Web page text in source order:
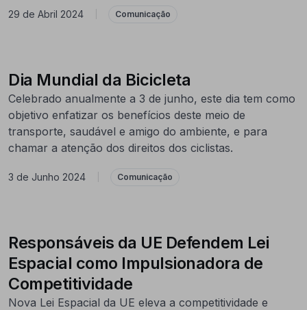
29 de Abril 2024 Comunicação
Dia Mundial da Bicicleta
Celebrado anualmente a 3 de junho, este dia tem como
objetivo enfatizar os benefícios deste meio de
transporte, saudável e amigo do ambiente, e para
chamar a atenção dos direitos dos ciclistas.
3 de Junho 2024 Comunicação
Responsáveis da UE Defendem Lei
Espacial como Impulsionadora de
Competitividade
Nova Lei Espacial da UE eleva a competitividade e